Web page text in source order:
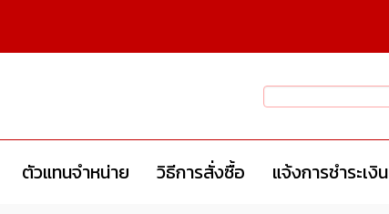
ตัวแทนจำหน่าย วิธีการสั่งซื้อ แจ้งการชำระเงิน